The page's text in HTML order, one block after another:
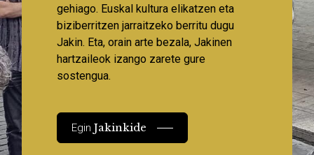
gehiago. Euskal kultura elikatzen eta
biziberritzen jarraitzeko berritu dugu
Jakin. Eta, orain arte bezala, Jakinen
hartzaileok izango zarete gure
sostengua.
EginJakinkide